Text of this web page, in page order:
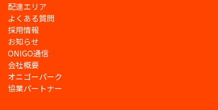
配達エリア
よくある質問
採用情報
お知らせ
ONIGO通信
会社概要
オニゴーパーク
協業パートナー